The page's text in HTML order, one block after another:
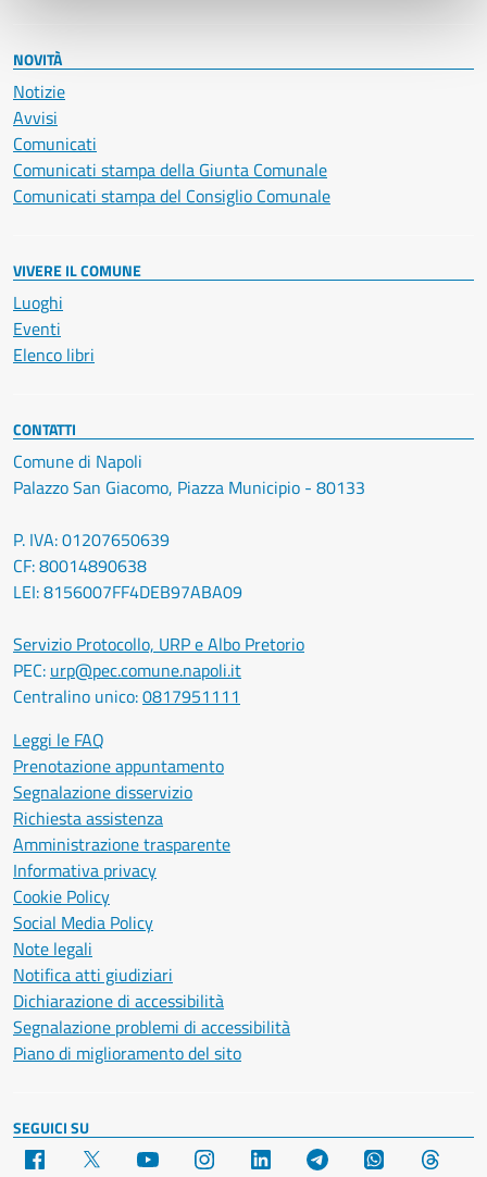
NOVITÀ
Notizie
Avvisi
Comunicati
Comunicati stampa della Giunta Comunale
Comunicati stampa del Consiglio Comunale
VIVERE IL COMUNE
Luoghi
Eventi
Elenco libri
CONTATTI
Comune di Napoli
Palazzo San Giacomo, Piazza Municipio - 80133
P. IVA: 01207650639
CF: 80014890638
LEI: 8156007FF4DEB97ABA09
Servizio Protocollo, URP e Albo Pretorio
PEC: urp@pec.comune.napoli.it
Centralino unico:0817951111
Leggi le FAQ
Prenotazione appuntamento
Segnalazione disservizio
Richiesta assistenza
Amministrazione trasparente
Informativa privacy
Cookie Policy
Social Media Policy
Note legali
Notifica atti giudiziari
Dichiarazione di accessibilità
Segnalazione problemi di accessibilità
Piano di miglioramento del sito
SEGUICI SU
Facebook YouTube Instagram LinkedIn Telegram WhatsApp